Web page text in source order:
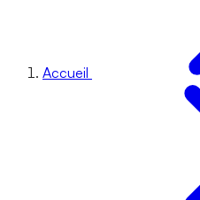
Accueil